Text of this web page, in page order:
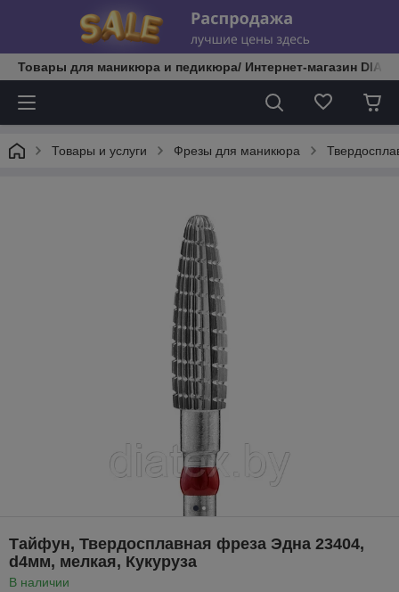
Товары для маникюра и педикюра/ Интернет-магазин
Товары и услуги Фрезы для маникюра
Тайфун, Твердосплавная фреза Эдна 23404,
d4мм, мелкая, Кукуруза
В наличии